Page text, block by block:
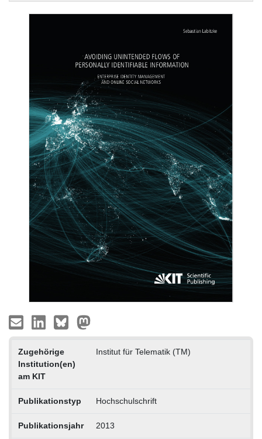
Zugehörige
Institution(en)
am KIT
Institut für Telematik (TM)
Publikationstyp Hochschulschrift
Publikationsjahr 2013